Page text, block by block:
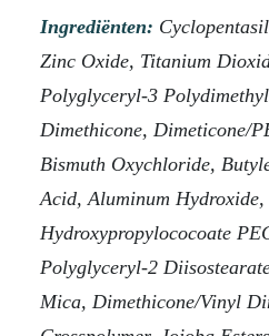
Ingrediënten:
Zinc Oxide, Titanium
Polyglyceryl-3
Dimethicone, Dimeticone/
Bismuth Oxychloride,
Acid, Aluminum Hydroxide,
Hydroxypropylococoate
Polyglyceryl-2
Mica, Dimethicone/Vinyl